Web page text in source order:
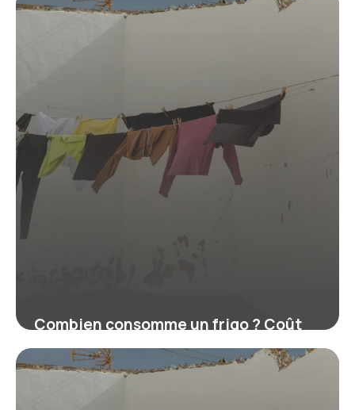
16 juillet 2026
Combien consomme un frigo ? Coût
réel et kWh par an
16 juillet 2026